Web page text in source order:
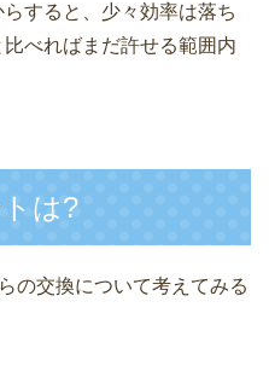
すると、少々効率は落ち
べればまだ許せる範囲内
は?
の交換について考えてみる